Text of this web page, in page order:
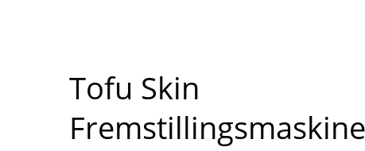
Tofu Skin
Fremstillingsmaskine